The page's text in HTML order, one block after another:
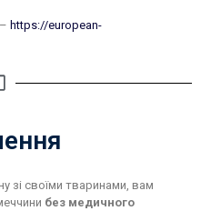
https://european-
зі своїми тваринами, вам
без медичного